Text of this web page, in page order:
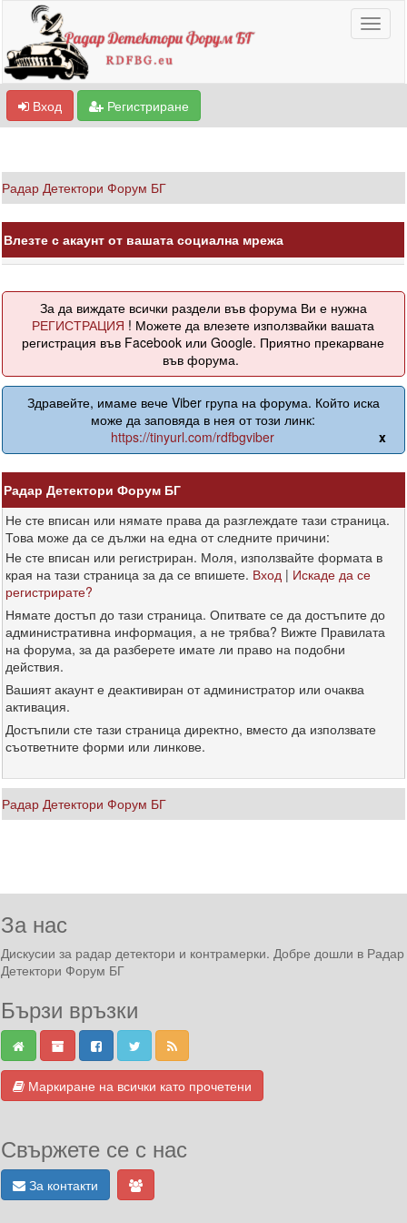
Вход Регистриране
Радар Детектори Форум БГ
Влезте с акаунт от вашата социална мрежа
За да виждате всички раздели във форума Ви е нужна
РЕГИСТРАЦИЯ ! Можете да влезете използвайки вашата
регистрация във Facebook или Google. Приятно прекарване
във форума.
Здравейте, имаме вече Viber група на форума. Който иска
може да заповяда в нея от този линк:
https://tinyurl.com/rdfbgviber
x
Радар Детектори Форум БГ
Не сте вписан или нямате права да разглеждате тази страница.
Това може да се дължи на една от следните причини:
Не сте вписан или регистриран. Моля, използвайте формата в
края на тази страница за да се впишете. Вход | Искаде да се
регистрирате?
Нямате достъп до тази страница. Опитвате се да достъпите до
административна информация, а не трябва? Вижте Правилата
на форума, за да разберете имате ли право на подобни
действия.
Вашият акаунт е деактивиран от администратор или очаква
активация.
Достъпили сте тази страница директно, вместо да използвате
съответните форми или линкове.
Радар Детектори Форум БГ
За нас
Дискусии за радар детектори и контрамерки. Добре дошли в Радар
Детектори Форум БГ
Бързи връзки
Маркиране на всички като прочетени
Свържете се с нас
За контакти